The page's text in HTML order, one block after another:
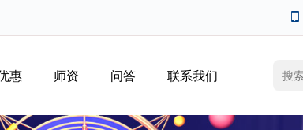
惠 师资 问答 联系我们